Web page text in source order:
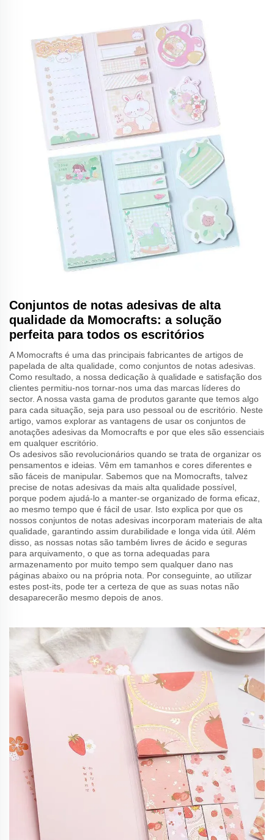
Conjuntos de notas adesivas de alta
qualidade da Momocrafts: a solução
perfeita para todos os escritórios
A Momocrafts é uma das principais fabricantes de artigos de
papelada de alta qualidade, como conjuntos de notas adesivas.
Como resultado, a nossa dedicação à qualidade e satisfação dos
clientes permitiu-nos tornar-nos uma das marcas líderes do
sector. A nossa vasta gama de produtos garante que temos algo
para cada situação, seja para uso pessoal ou de escritório. Neste
artigo, vamos explorar as vantagens de usar os conjuntos de
anotações adesivas da Momocrafts e por que eles são essenciais
em qualquer escritório.
Os adesivos são revolucionários quando se trata de organizar os
pensamentos e ideias. Vêm em tamanhos e cores diferentes e
são fáceis de manipular. Sabemos que na Momocrafts, talvez
precise de notas adesivas da mais alta qualidade possível,
porque podem ajudá-lo a manter-se organizado de forma eficaz,
ao mesmo tempo que é fácil de usar. Isto explica por que os
nossos conjuntos de notas adesivas incorporam materiais de alta
qualidade, garantindo assim durabilidade e longa vida útil. Além
disso, as nossas notas são também livres de ácido e seguras
para arquivamento, o que as torna adequadas para
armazenamento por muito tempo sem qualquer dano nas
páginas abaixo ou na própria nota. Por conseguinte, ao utilizar
estes post-its, pode ter a certeza de que as suas notas não
desaparecerão mesmo depois de anos.